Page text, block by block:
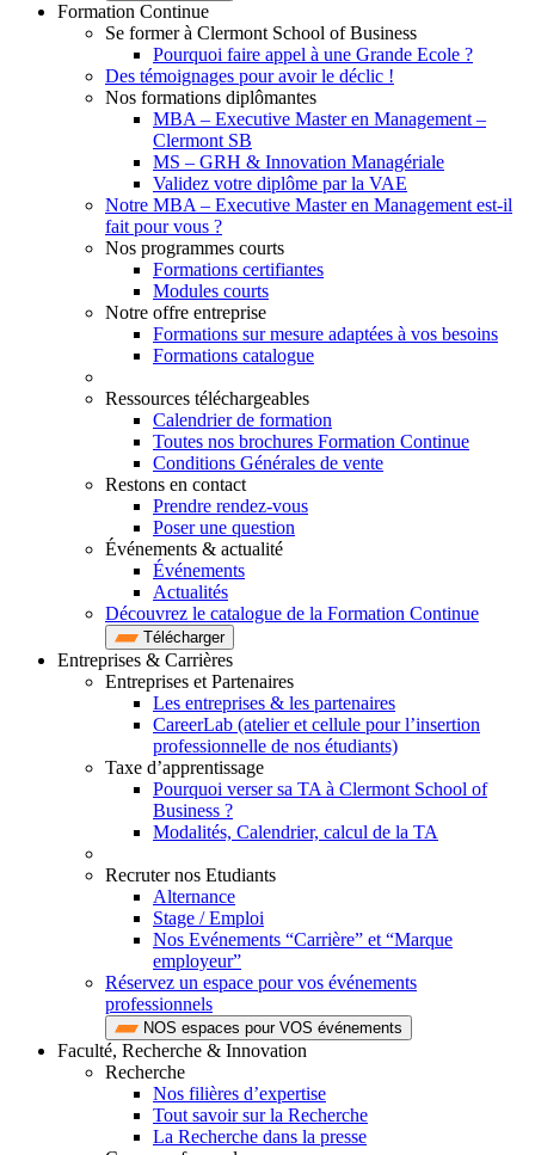
Formation Continue
Se former à Clermont School of Business
Pourquoi faire appel à une Grande Ecole ?
Des témoignages pour avoir le déclic !
Nos formations diplômantes
MBA – Executive Master en Management –
Clermont SB
MS – GRH & Innovation Managériale
Validez votre diplôme par la VAE
Notre MBA – Executive Master en Management est-il
fait pour vous ?
Nos programmes courts
Formations certifiantes
Modules courts
Notre offre entreprise
Formations sur mesure adaptées à vos besoins
Formations catalogue
Ressources téléchargeables
Calendrier de formation
Toutes nos brochures Formation Continue
Conditions Générales de vente
Restons en contact
Prendre rendez-vous
Poser une question
Événements & actualité
Événements
Actualités
Découvrez le catalogue de la Formation Continue
Télécharger
Entreprises & Carrières
Entreprises et Partenaires
Les entreprises & les partenaires
CareerLab (atelier et cellule pour l’insertion
professionnelle de nos étudiants)
Taxe d’apprentissage
Pourquoi verser sa TA à Clermont School of
Business ?
Modalités, Calendrier, calcul de la TA
Recruter nos Etudiants
Alternance
Stage / Emploi
Nos Evénements “Carrière” et “Marque
employeur”
Réservez un espace pour vos événements
professionnels
NOS espaces pour VOS événements
Faculté, Recherche & Innovation
Recherche
Nos filières d’expertise
Tout savoir sur la Recherche
La Recherche dans la presse